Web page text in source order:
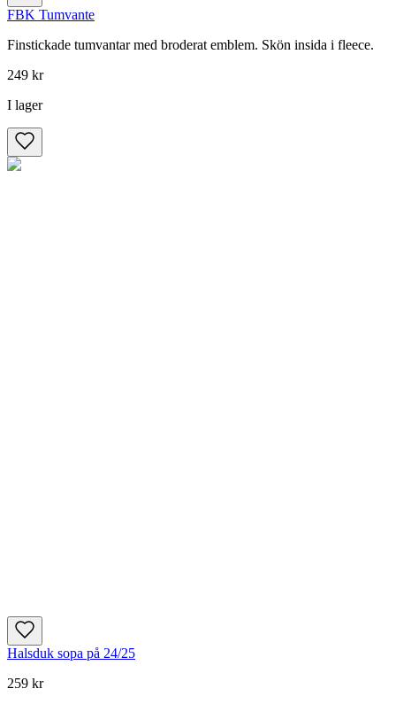
FBK Tumvante
Finstickade tumvantar med broderat emblem. Skön insida i fleece.
249 kr
I lager
Halsduk sopa på 24/25
259 kr